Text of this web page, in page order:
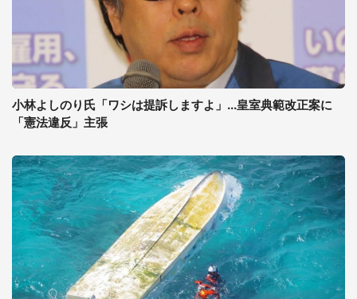
小林よしのり氏「ワシは提訴しますよ」...皇室典範改正案に
「憲法違反」主張